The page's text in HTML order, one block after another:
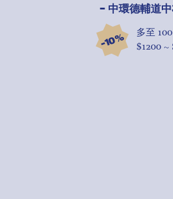
- 中環德輔道
-10% 多至 100
$1200 ~